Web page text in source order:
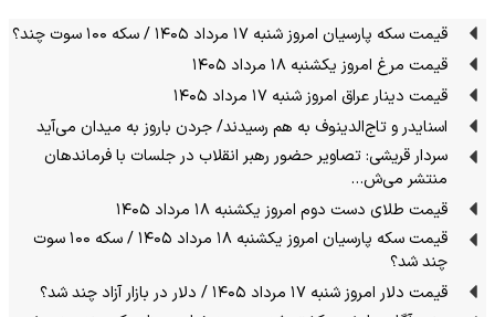
قیمت سکه پارسیان امروز شنبه ۱۷ مرداد ۱۴۰۵ / سکه ۱۰۰ سوت چند؟
قیمت مرغ امروز یکشنبه ۱۸ مرداد ۱۴۰۵
قیمت دینار عراق امروز شنبه ۱۷ مرداد ۱۴۰۵
اسنایدر و تاج‌الدینوف به هم رسیدند/ جردن باروز به میدان می‌آید
سردار قریشی: تصاویر حضور رهبر انقلاب در جلسات با فرماندهان
منتشر می‌ش…
قیمت طلای دست دوم امروز یکشنبه ۱۸ مرداد ۱۴۰۵
قیمت سکه پارسیان امروز یکشنبه ۱۸ مرداد ۱۴۰۵ / سکه ۱۰۰ سوت
چند شد؟
قیمت دلار امروز شنبه ۱۷ مرداد ۱۴۰۵ / دلار در بازار آزاد چند شد؟